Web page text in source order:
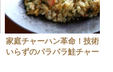
家庭チャーハン革命！技術
いらずのパラパラ鮭チャー